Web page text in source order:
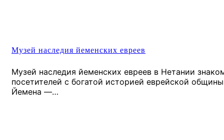
Музей наследия йеменских евреев
Музей наследия йеменских евреев в Нетании
посетителей с богатой историей еврейской общины
Йемена —…